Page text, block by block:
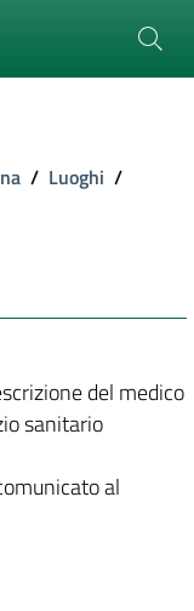
/ Luoghi /
del medico
sanitario
al